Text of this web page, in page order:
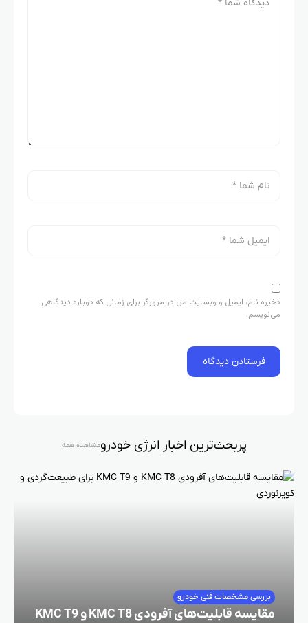
ذخیره نام، ایمیل و وبسایت من در مرورگر برای زمانی که دوباره دیدگاهی
می‌نویسم.
پربحث‌ترین اخبار انرژی خودرومشاهده همه
بررسی مشخصات فنی خودرو
مقایسه قابلیت‌های آفرودی KMC T8 و KMC T9